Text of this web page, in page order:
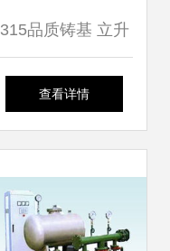
315品质铸基 立升
全领域净水专家，
查看详情